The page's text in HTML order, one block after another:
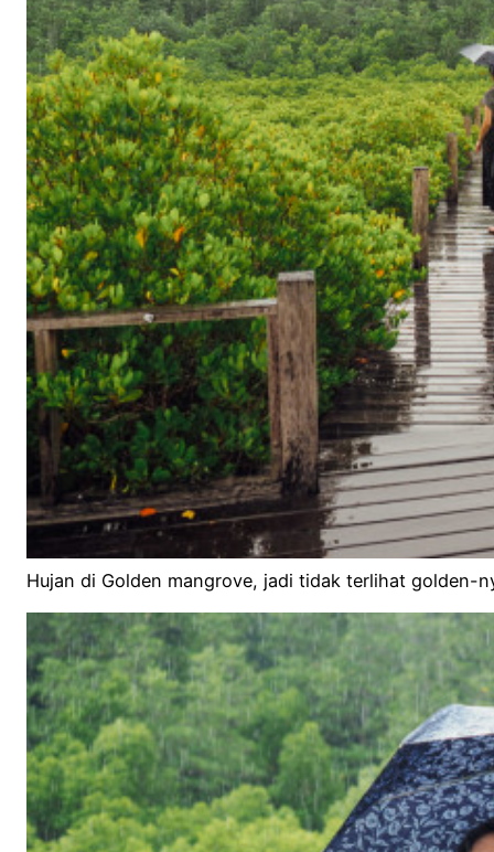
Hujan di Golden mangrove, jadi tidak terlihat golden-